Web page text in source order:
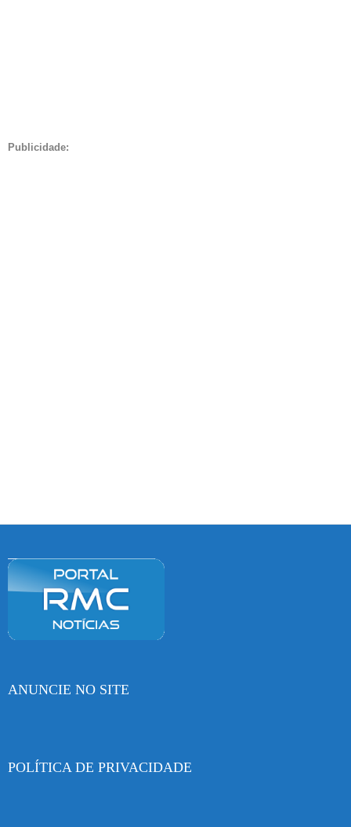
Publicidade:
ANUNCIE NO SITE
POLÍTICA DE PRIVACIDADE